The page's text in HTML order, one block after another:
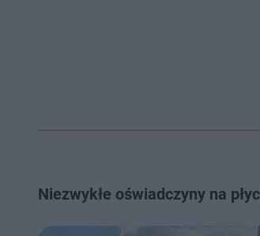
Niezwykłe oświadczyny na